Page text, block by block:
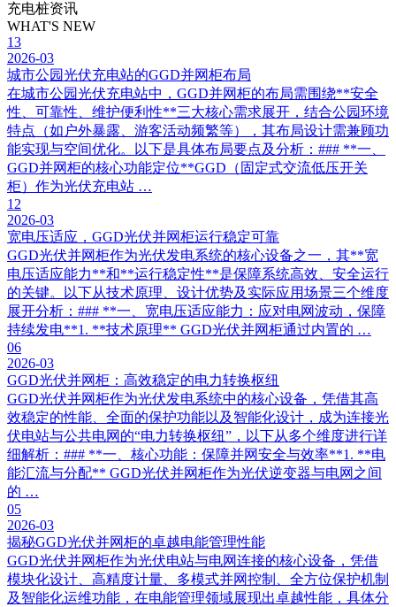
充电桩资讯
WHAT'S NEW
13
2026-03
城市公园光伏充电站的GGD并网柜布局
在城市公园光伏充电站中，GGD并网柜的布局需围绕**安全
性、可靠性、维护便利性**三大核心需求展开，结合公园环境
特点（如户外暴露、游客活动频繁等），其布局设计需兼顾功
能实现与空间优化。以下是具体布局要点及分析：### **一、
GGD并网柜的核心功能定位**GGD（固定式交流低压开关
柜）作为光伏充电站 …
12
2026-03
宽电压适应，GGD光伏并网柜运行稳定可靠
GGD光伏并网柜作为光伏发电系统的核心设备之一，其**宽
电压适应能力**和**运行稳定性**是保障系统高效、安全运行
的关键。以下从技术原理、设计优势及实际应用场景三个维度
展开分析：### **一、宽电压适应能力：应对电网波动，保障
持续发电**1. **技术原理** GGD光伏并网柜通过内置的 …
06
2026-03
GGD光伏并网柜：高效稳定的电力转换枢纽
GGD光伏并网柜作为光伏发电系统中的核心设备，凭借其高
效稳定的性能、全面的保护功能以及智能化设计，成为连接光
伏电站与公共电网的“电力转换枢纽”，以下从多个维度进行详
细解析：### **一、核心功能：保障并网安全与效率**1. **电
能汇流与分配** GGD光伏并网柜作为光伏逆变器与电网之间
的 …
05
2026-03
揭秘GGD光伏并网柜的卓越电能管理性能
GGD光伏并网柜作为光伏电站与电网连接的核心设备，凭借
模块化设计、高精度计量、多模式并网控制、全方位保护机制
及智能化运维功能，在电能管理领域展现出卓越性能，具体分